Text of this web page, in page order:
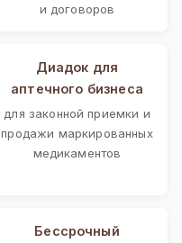
и договоров
Диадок для
аптечного бизнеса
для законной приемки и
продажи маркированных
медикаментов
Бессрочный